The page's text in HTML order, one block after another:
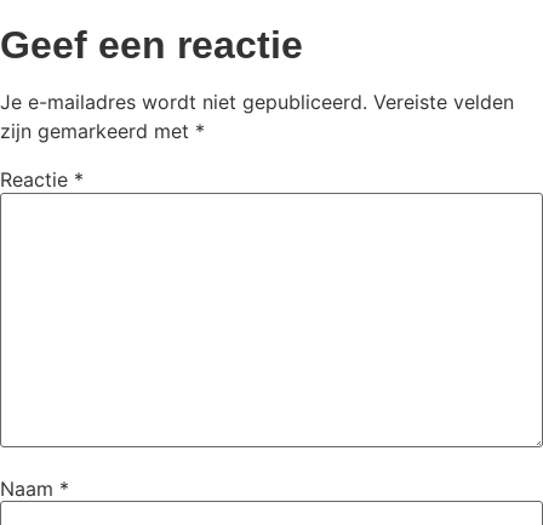
Geef een reactie
Je e-mailadres wordt niet gepubliceerd. Vereiste velden
zijn gemarkeerd met *
Reactie *
Naam *